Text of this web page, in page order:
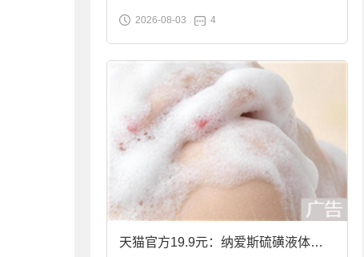
合金筷子大促：19.9元
2026-08-03 4
天猫官方19.9元：纳爱斯硫磺液体香